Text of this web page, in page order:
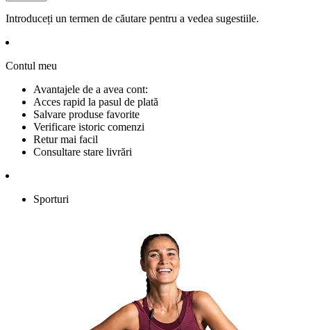
Introduceți un termen de căutare pentru a vedea sugestiile.
Contul meu
Avantajele de a avea cont:
Acces rapid la pasul de plată
Salvare produse favorite
Verificare istoric comenzi
Retur mai facil
Consultare stare livrări
Sporturi